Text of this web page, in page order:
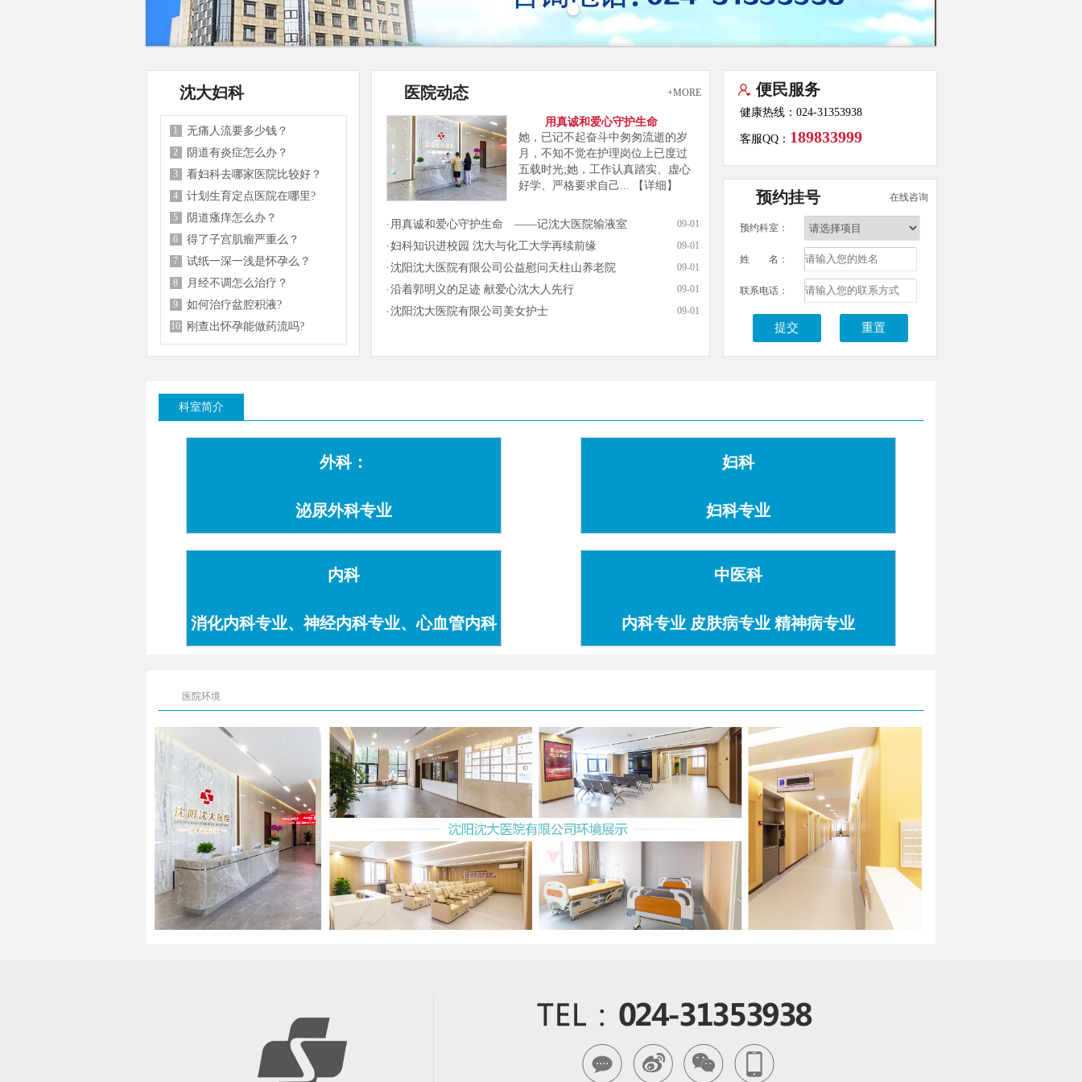
沈大妇科
1 无痛人流要多少钱？
2 阴道有炎症怎么办？
3 看妇科去哪家医院比较好？
4 计划生育定点医院在哪里?
5 阴道瘙痒怎么办？
6 得了子宫肌瘤严重么？
7 试纸一深一浅是怀孕么？
8 月经不调怎么治疗？
9 如何治疗盆腔积液?
10 刚查出怀孕能做药流吗?
医院动态 +MORE
用真诚和爱心守护生命
她，已记不起奋斗中匆匆流逝的岁
月，不知不觉在护理岗位上已度过
五载时光;她，工作认真踏实、虚心
好学、严格要求自己...
【详细】
用真诚和爱心守护生命 ——记沈大医院输液室 09-01
妇科知识进校园 沈大与化工大学再续前缘 09-01
沈阳沈大医院有限公司公益慰问天柱山养老院 09-01
沿着郭明义的足迹 献爱心沈大人先行 09-01
沈阳沈大医院有限公司美女护士 09-01
便民服务
健康热线：024-31353938
客服QQ： 189833999
预约挂号 在线咨询
预约科室：
姓 名：
联系电话：
科室简介
外科：
泌尿外科专业
妇科
妇科专业
内科
消化内科专业、神经内科专业、心血管内科
中医科
内科专业 皮肤病专业 精神病专业
医院环境